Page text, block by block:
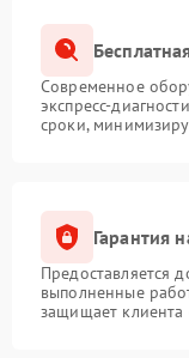
Современное
экспресс-
сроки,
Гарантия
Предоставляется
выполненные
защищает клиента